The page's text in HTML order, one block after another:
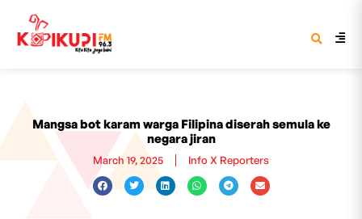
Mangsa bot karam warga Filipina diserah semula ke
negara jiran
March 19, 2025 Info X Reporters